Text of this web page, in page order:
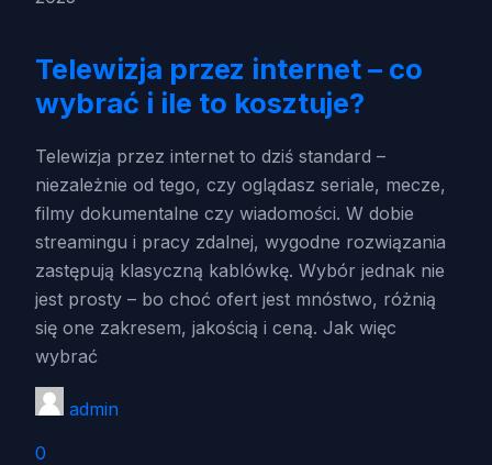
Telewizja przez internet – co
wybrać i ile to kosztuje?
Telewizja przez internet to dziś standard –
niezależnie od tego, czy oglądasz seriale, mecze,
filmy dokumentalne czy wiadomości. W dobie
streamingu i pracy zdalnej, wygodne rozwiązania
zastępują klasyczną kablówkę. Wybór jednak nie
jest prosty – bo choć ofert jest mnóstwo, różnią
się one zakresem, jakością i ceną. Jak więc
wybrać
admin
0